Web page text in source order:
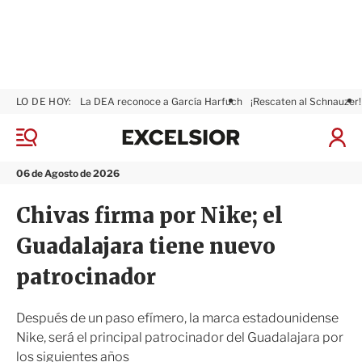
M
n
06 de Agosto de 2026
LO DE HOY: La DEA reconoce a García Harfuch ¡Rescaten al Schnauzer!
I
ó
x
i
r
Chivas firma por Nike; el
Guadalajara tiene nuevo
patrocinador
Después de un paso efímero, la marca estadounidense
Nike, será el principal patrocinador del Guadalajara por
los siguientes años